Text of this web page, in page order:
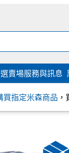
賣場服務與訊息
買指定米森商品